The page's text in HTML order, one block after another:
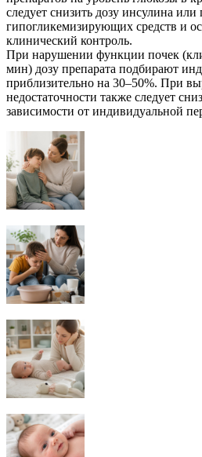
следует снизить дозу инсулина
гипогликемизирующих средств и
клинический контроль.
При нарушении функции почек
мин) дозу препарата подбирают
приблизительно на 30–50%. При
недостаточности также следует
зависимости от индивидуальной